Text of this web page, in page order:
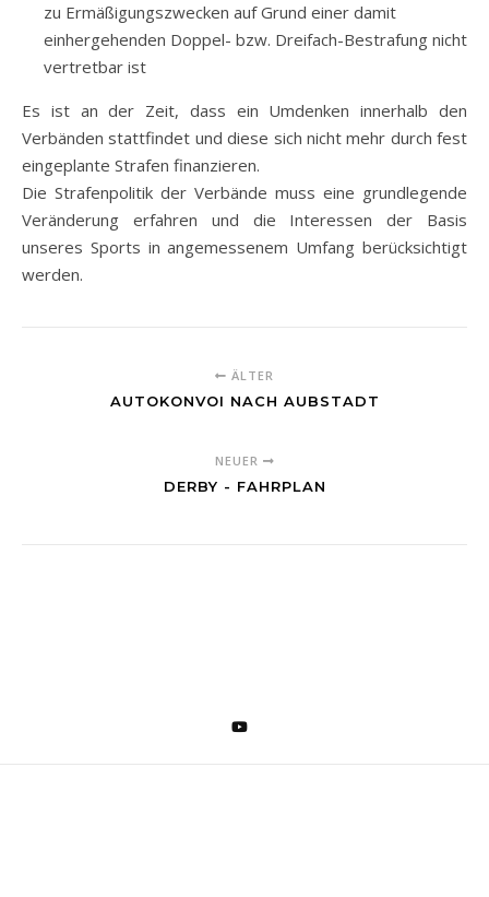
zu Ermäßigungszwecken auf Grund einer damit
einhergehenden Doppel- bzw. Dreifach-Bestrafung nicht
vertretbar ist
Es ist an der Zeit, dass ein Umdenken innerhalb den
Verbänden stattfindet und diese sich nicht mehr durch fest
eingeplante Strafen finanzieren.
Die Strafenpolitik der Verbände muss eine grundlegende
Veränderung erfahren und die Interessen der Basis
unseres Sports in angemessenem Umfang berücksichtigt
werden.
ÄLTER
AUTOKONVOI NACH AUBSTADT
NEUER
DERBY - FAHRPLAN